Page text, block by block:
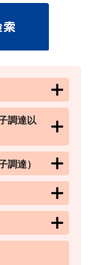
調達以
調達）